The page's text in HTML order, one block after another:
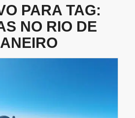
PARA TAG:
NO RIO DE